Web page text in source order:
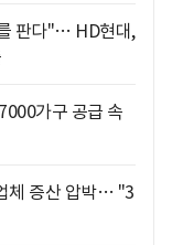
판다"… HD현대,
가구 공급 속
체 증산 압박… "3